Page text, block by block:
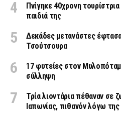
Πνίγηκε 40χρονη
παιδιά της
Δεκάδες μετανάστες
Τσούτσουρα
17 φυτείες στον
σύλληψη
Τρία λιοντάρια πέθαναν σε
Ιαπωνίας, πιθανόν λόγω